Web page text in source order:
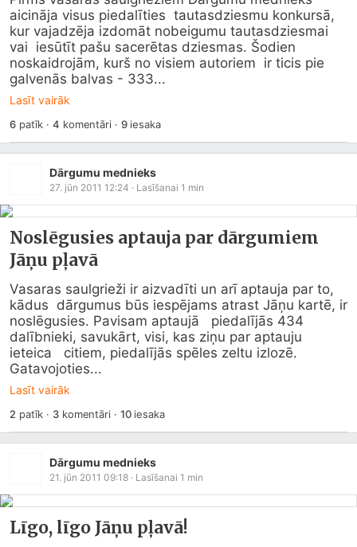
aicināja visus piedalīties  tautasdziesmu konkursā,
kur vajadzēja izdomāt nobeigumu tautasdziesmai
vai  iesūtīt pašu sacerētas dziesmas. Šodien
noskaidrojām, kurš no visiem autoriem  ir ticis pie
galvenās balvas - 333...
Lasīt vairāk
6patīk ·4 komentāri · 9iesaka
Dārgumu mednieks
27. jūn 2011 12:24 · Lasīšanai 1 min
Noslēgusies aptauja par dārgumiem
Jāņu pļavā
Vasaras saulgrieži ir aizvadīti un arī aptauja par to,
kādus  dārgumus būs iespējams atrast Jāņu kartē, ir
noslēgusies. Pavisam aptaujā   piedalījās 434
dalībnieki, savukārt, visi, kas ziņu par aptauju
ieteica   citiem, piedalījās spēles zeltu izlozē.
Gatavojoties...
Lasīt vairāk
2 patīk · 3komentāri · 10iesaka
Dārgumu mednieks
21. jūn 2011 09:18 · Lasīšanai 1 min
Līgo, līgo Jāņu pļavā!